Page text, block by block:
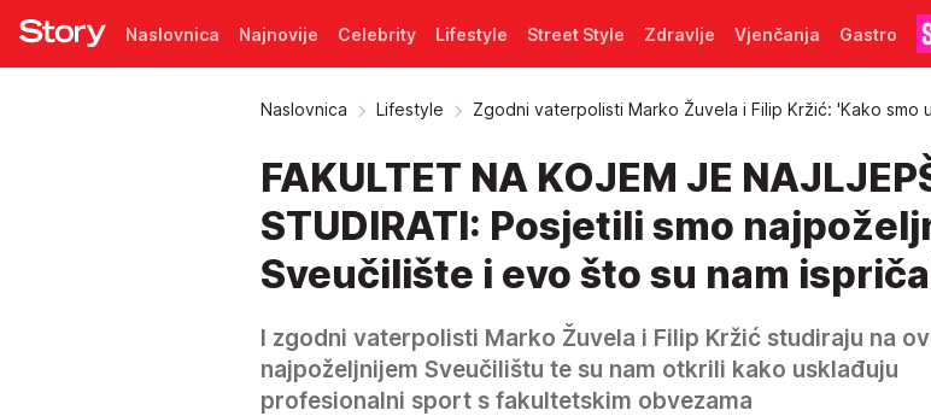
Naslovnica Najnovije Celebrity Lifestyle Street Style Zdravlje Vjenčanja Gastro
Naslovnica Lifestyle Zgodni vaterpolisti Marko Žuvela i Filip Kržić: 'Kako smo
FAKULTET NA KOJEM JE
STUDIRATI: Posjetili smo
Sveučilište i evo što su nam
I zgodni vaterpolisti Marko Žuvela i Filip Kržić studiraju na
najpoželjnijem Sveučilištu te su nam otkrili kako usklađuju
profesionalni sport s fakultetskim obvezama